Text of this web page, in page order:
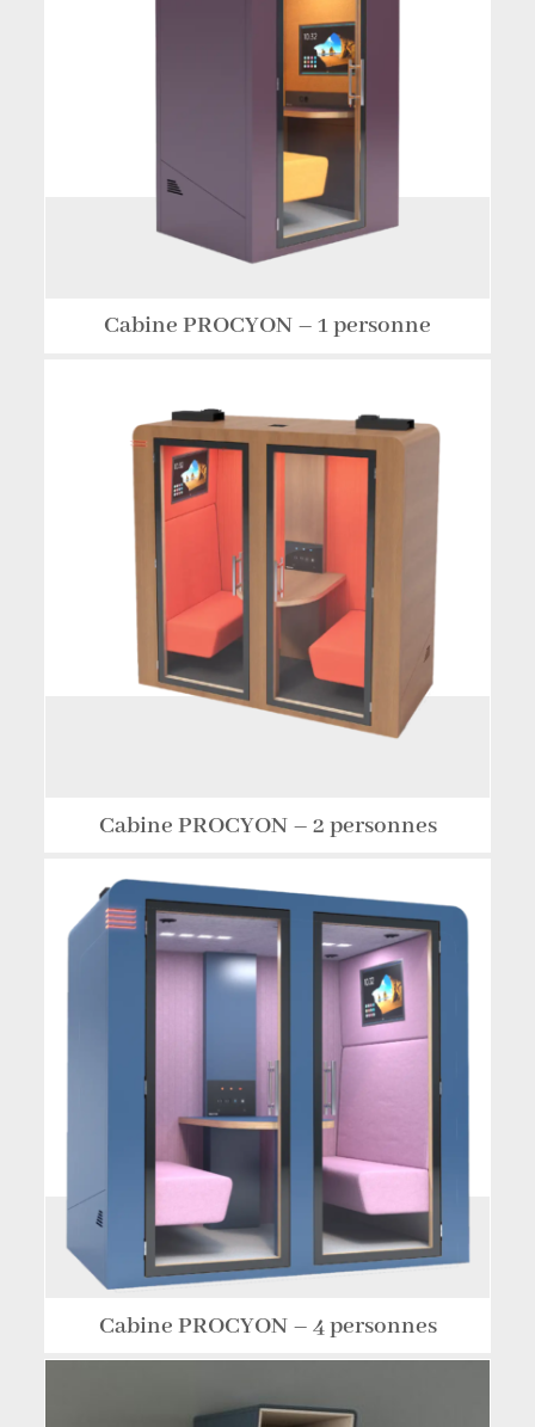
Cabine PROCYON – 1 personne
Cabine PROCYON – 2 personnes
Cabine PROCYON – 4 personnes